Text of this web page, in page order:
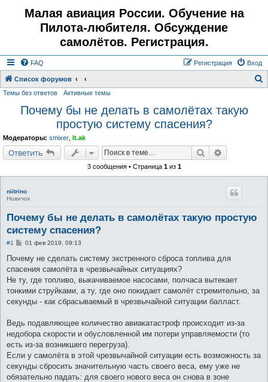
Малая авиация России. Обучение на
Пилота-любителя. Обсуждение
самолётов. Регистрация.
FAQ Вход
Регистрация
Список форумов
Темы без ответов Активные темы
Почему бы не делать в самолётах такую
простую систему спасения?
Модераторы: smixer lt.ak
Ответить Поиск
3 сообщения • Страница 1из 1
niitrino
Новичок
Почему бы не делать в самолётах такую простую
систему спасения?
#1
С
о
щ
е
н
и
е
01 фев 2019, 09:13
Почему не сделать систему экстренного сброса топлива для
спасения самолёта в чрезвычайных ситуациях?
Не ту, где топливо, выкачиваемое насосами, полчаса вытекает
тонкими струйками, а ту, где оно покидает самолёт стремительно, за
секунды - как сбрасываемый в чрезвычайной ситуации балласт.
Ведь подавляющее количество авиакатастроф происходит из-за
недобора скорости и обусловленной им потери управляемости (то
есть из-за возникшего перегруза).
Если у самолёта в этой чрезвычайной ситуации есть возможность за
секунды сбросить значительную часть своего веса, ему уже не
обязательно падать: для своего нового веса он снова в зоне